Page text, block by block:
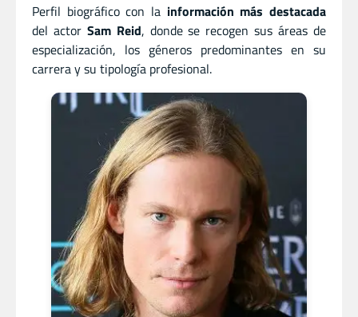
Perfil biográfico con la información más destacada
del actor Sam Reid, donde se recogen sus áreas de
especialización, los géneros predominantes en su
carrera y su tipología profesional.